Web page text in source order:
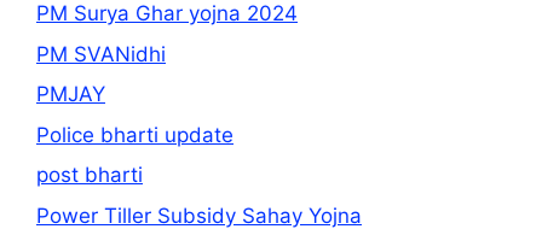
PM Surya Ghar yojna 2024
PM SVANidhi
PMJAY
Police bharti update
post bharti
Power Tiller Subsidy Sahay Yojna